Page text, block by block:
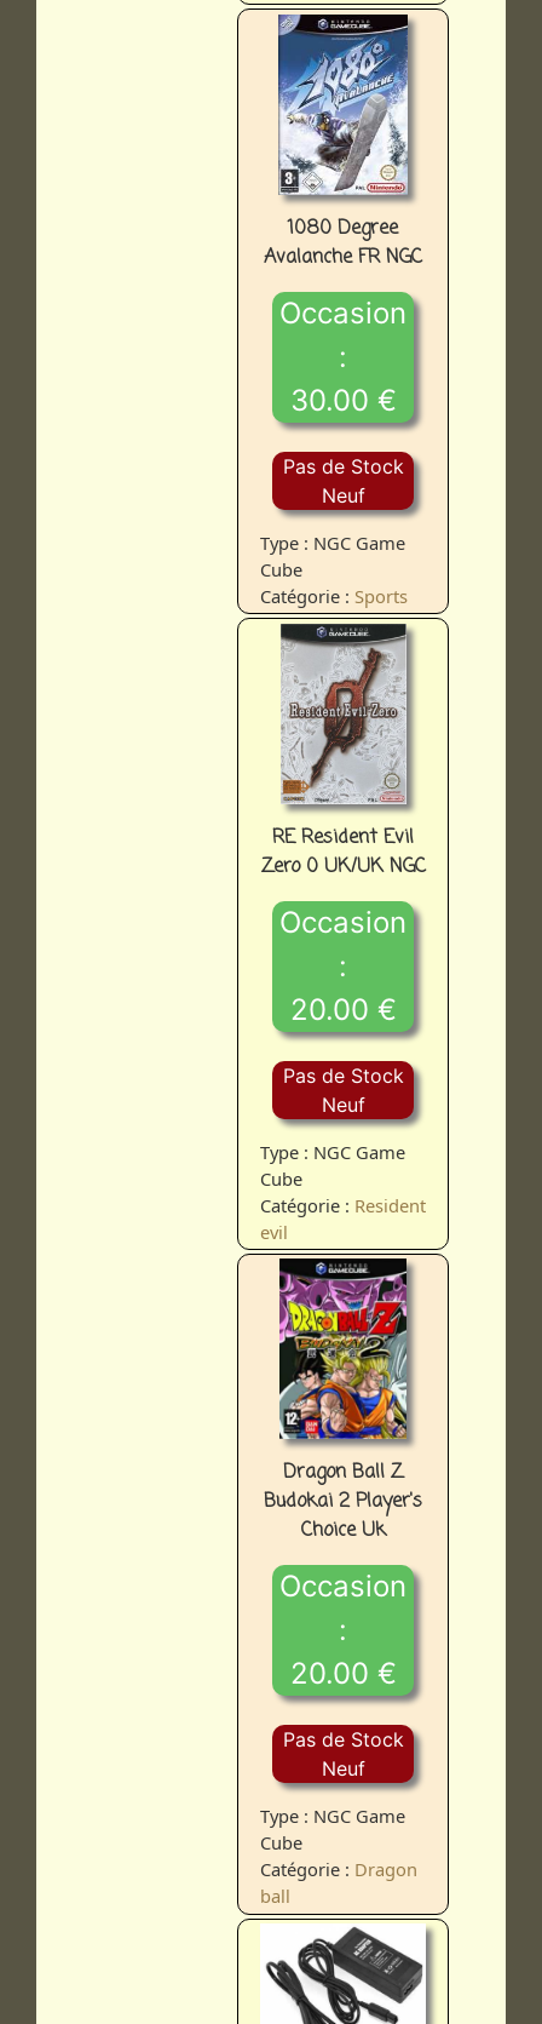
1080 Degree
Avalanche FR NGC
Occasion
:
30.00 €
Pas de Stock
Neuf
Type : NGC Game
Cube
Catégorie : Sports
RE Resident Evil
Zero 0 UK/UK NGC
Occasion
:
20.00 €
Pas de Stock
Neuf
Type : NGC Game
Cube
Catégorie : Resident
evil
Dragon Ball Z
Budokai 2 Player's
Choice Uk
Occasion
:
20.00 €
Pas de Stock
Neuf
Type : NGC Game
Cube
Catégorie : Dragon
ball